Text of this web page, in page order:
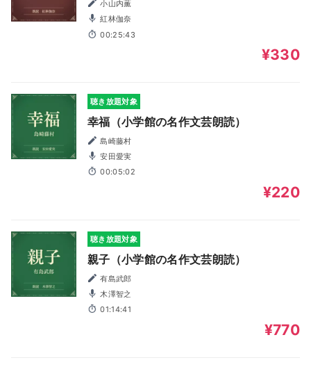
小山内薫
紅林伽奈
00:25:43
¥330
聴き放題対象
幸福（小学館の名作文芸朗読）
島崎藤村
安田愛実
00:05:02
¥220
聴き放題対象
親子（小学館の名作文芸朗読）
有島武郎
木澤智之
01:14:41
¥770